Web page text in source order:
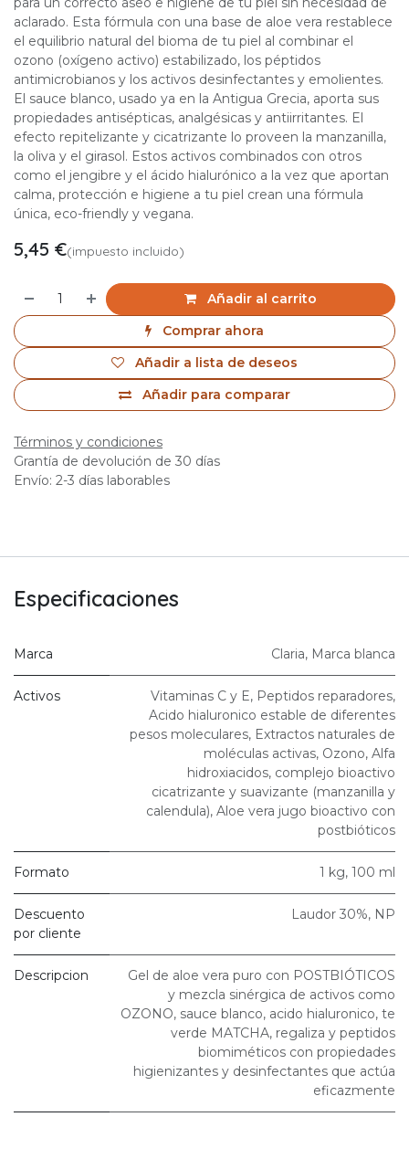
aclarado. Esta fórmula con una base de aloe vera restablece
el equilibrio natural del bioma de tu piel al combinar el
ozono (oxígeno activo) estabilizado, los péptidos
antimicrobianos y los activos desinfectantes y emolientes.
El sauce blanco, usado ya en la Antigua Grecia, aporta sus
propiedades antisépticas, analgésicas y antiirritantes. El
efecto repitelizante y cicatrizante lo proveen la manzanilla,
la oliva y el girasol. Estos activos combinados con otros
como el jengibre y el ácido hialurónico a la vez que aportan
calma, protección e higiene a tu piel crean una fórmula
única, eco-friendly y vegana.
5,45 €(impuesto incluido)
Añadir al carrito
Comprar ahora
Añadir para comparar
Añadir a lista de deseos
Términos y condiciones
Grantía de devolución de 30 días
Envío: 2-3 días laborables
Especificaciones
Marca Claria, Marca blanca
Activos Vitaminas C y E, Peptidos reparadores,
Acido hialuronico estable de diferentes
pesos moleculares, Extractos naturales de
moléculas activas, Ozono, Alfa
hidroxiacidos, complejo bioactivo
cicatrizante y suavizante (manzanilla y
calendula), Aloe vera jugo bioactivo con
postbióticos
Formato 1 kg, 100 ml
Descuento
por cliente
Laudor 30%, NP
Descripcion
Gel de aloe vera puro con POSTBIÓTICOS
y mezcla sinérgica de activos como
OZONO, sauce blanco, acido hialuronico, te
verde MATCHA, regaliza y peptidos
biomiméticos con propiedades
higienizantes y desinfectantes que actúa
eficazmente